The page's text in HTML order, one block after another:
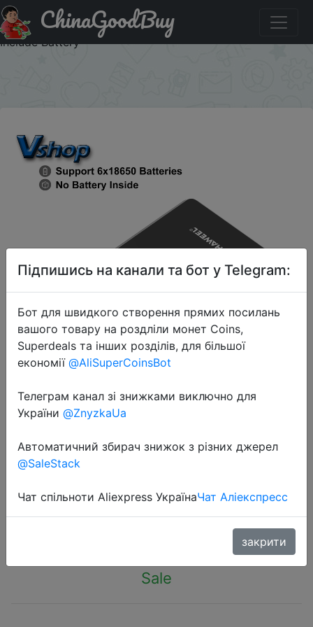
Придбати по акціи HAWEEL DIY 6 x 18650 Battery 24W
Fast Charge Power Bank Box Case with Display Not
Include Battery
ChinaGoodBuy
2024-09-20
Fast Charge Power Bank Box Case
with Display Not Include Battery
$6.61
Sale
Підпишись на канали та бот у Telegram:
Бот для швидкого створення прямих посилань
вашого товару на роздліли монет Coins,
Superdeals та інших розділів, для більшої
економії @AliSuperCoinsBot
Телеграм канал зі знижками виключно для
України @ZnyzkaUa
Автоматичний збирач знижок з різних джерел
@SaleStack
Чат спільноти Aliexpress УкраїнаЧат Аліекспресс
закрити